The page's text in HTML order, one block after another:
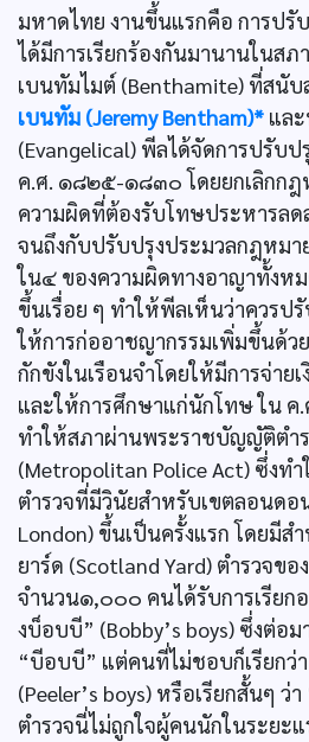
มหาดไทย งานขึ้นแรกคือ การปรั
ได้มีการเรียกร้องกันมานานในสภ
เบนทัมไมต์ (Benthamite) ที่สนั
เบนทัม (Jeremy Bentham)* แล
(Evangelical) พีลได้จัดการปรับ
ค.ศ. ๑๘๒๕-๑๘๓๐ โดยยกเลิกก
ความผิดที่ต้องรับโทษประหารลด
จนถึงกับปรับปรุงประมวลกฎหม
ใน๔ ของความผิดทางอาญาทั้งห
ขึ้นเรื่อย ๆ ทำให้พีลเห็นว่าควรป
ให้การก่ออาชญากรรมเพิ่มขึ้นด้ว
กักขังในเรือนจำโดยให้มีการจ่าย
และให้การศึกษาแก่นักโทษ ใน ค
ทำให้สภาผ่านพระราชบัญญัติตำ
(Metropolitan Police Act) ซึ่งท
ตำรวจที่มีวินัยสำหรับเขตลอนดอ
London) ขึ้นเป็นครั้งแรก โดยมี
ยาร์ด (Scotland Yard) ตำรวจข
จำนวน๑,๐๐๐ คนได้รับการเรียก
งบ็อบบี” (Bobby’s boys) ซึ่งต่อม
“บีอบบี” แต่คนที่ไม่ชอบก็เรียกว่
(Peeler’s boys) หรือเรียกสั้นๆ ว่
ตำรวจนี่ไม่ถูกใจผู้คนนักในระยะ